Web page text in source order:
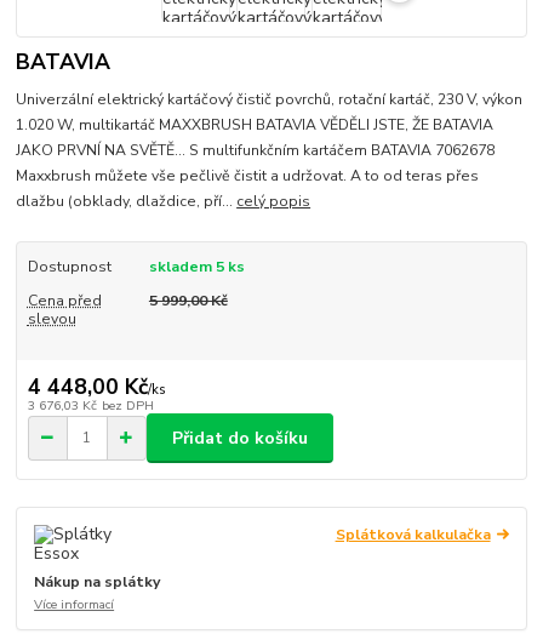
BATAVIA
Univerzální elektrický kartáčový čistič povrchů, rotační kartáč, 230 V, výkon
1.020 W, multikartáč MAXXBRUSH BATAVIA VĚDĚLI JSTE, ŽE BATAVIA
JAKO PRVNÍ NA SVĚTĚ… S multifunkčním kartáčem BATAVIA 7062678
Maxxbrush můžete vše pečlivě čistit a udržovat. A to od teras přes
dlažbu (obklady, dlaždice, pří... celý popis
Dostupnost
skladem 5 ks
Cena před
slevou
5 999,00 Kč
4 448,00 Kč/ks
3 676,03 Kč bez DPH
Přidat do košíku
Splátková kalkulačka
Nákup na splátky
Více informací